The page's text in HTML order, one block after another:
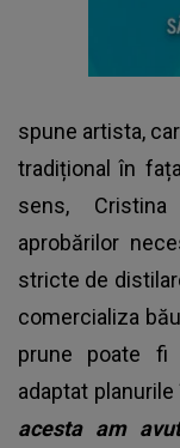
spune artista,
tradițional în
sens,
aprobărilor
stricte de
comercializa
prune poate fi
adaptat
acesta am